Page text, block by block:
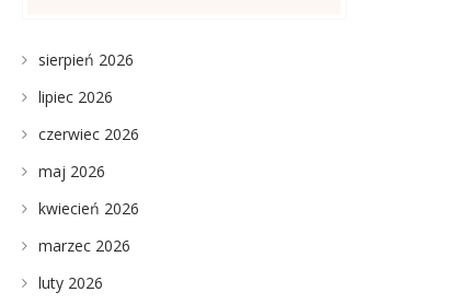
sierpień 2026
lipiec 2026
czerwiec 2026
maj 2026
kwiecień 2026
marzec 2026
luty 2026